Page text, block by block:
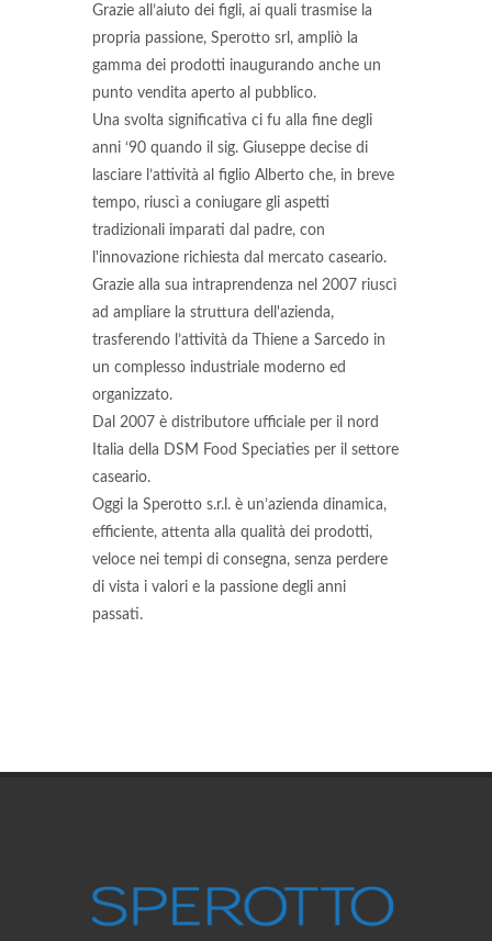
Grazie all’aiuto dei figli, ai quali trasmise la
propria passione, Sperotto srl, ampliò la
gamma dei prodotti inaugurando anche un
punto vendita aperto al pubblico.
Una svolta significativa ci fu alla fine degli
anni ‘90 quando il sig. Giuseppe decise di
lasciare l’attività al figlio Alberto che, in breve
tempo, riuscì a coniugare gli aspetti
tradizionali imparati dal padre, con
l'innovazione richiesta dal mercato caseario.
Grazie alla sua intraprendenza nel 2007 riuscì
ad ampliare la struttura dell'azienda,
trasferendo l’attività da Thiene a Sarcedo in
un complesso industriale moderno ed
organizzato.
Dal 2007 è distributore ufficiale per il nord
Italia della DSM Food Speciaties per il settore
caseario.
Oggi la Sperotto s.r.l. è un’azienda dinamica,
efficiente, attenta alla qualità dei prodotti,
veloce nei tempi di consegna, senza perdere
di vista i valori e la passione degli anni
passati.